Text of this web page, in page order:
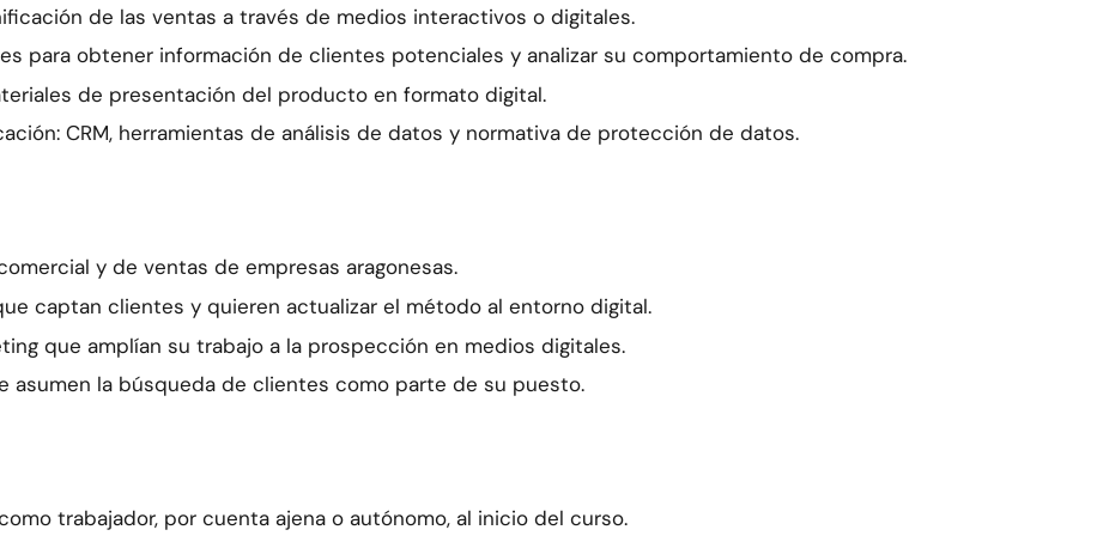
de las ventas a través de medios interactivos o digitales.
para obtener información de clientes potenciales y analizar su comportamiento de compra.
de presentación del producto en formato digital.
CRM, herramientas de análisis de datos y normativa de protección de datos.
y de ventas de empresas aragonesas.
captan clientes y quieren actualizar el método al entorno digital.
que amplían su trabajo a la prospección en medios digitales.
asumen la búsqueda de clientes como parte de su puesto.
trabajador, por cuenta ajena o autónomo, al inicio del curso.